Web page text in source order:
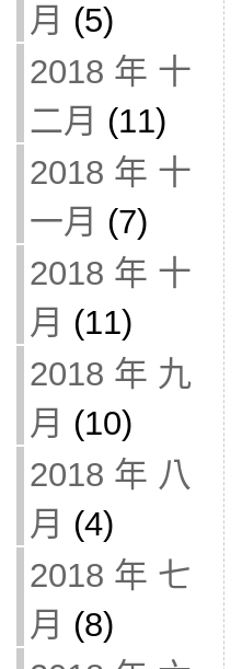
月 (5)
2018 年 十
二月 (11)
2018 年 十
一月 (7)
2018 年 十
月 (11)
2018 年 九
月 (10)
2018 年 八
月 (4)
2018 年 七
月 (8)